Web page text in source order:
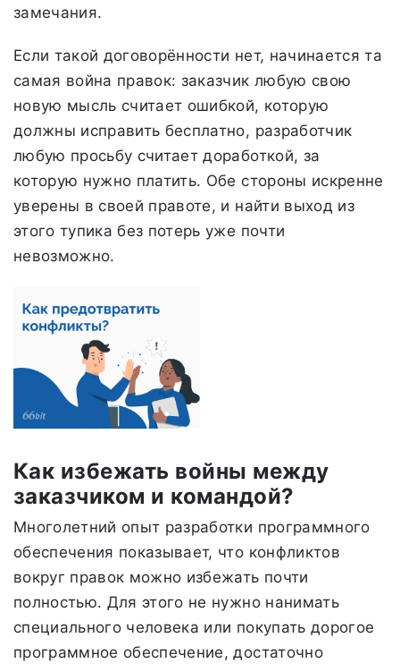
замечания.
Если такой договорённости нет, начинается та
самая война правок: заказчик любую свою
новую мысль считает ошибкой, которую
должны исправить бесплатно, разработчик
любую просьбу считает доработкой, за
которую нужно платить. Обе стороны искренне
уверены в своей правоте, и найти выход из
этого тупика без потерь уже почти
невозможно.
Как избежать войны между
заказчиком и командой?
Многолетний опыт разработки программного
обеспечения показывает, что конфликтов
вокруг правок можно избежать почти
полностью. Для этого не нужно нанимать
специального человека или покупать дорогое
программное обеспечение, достаточно